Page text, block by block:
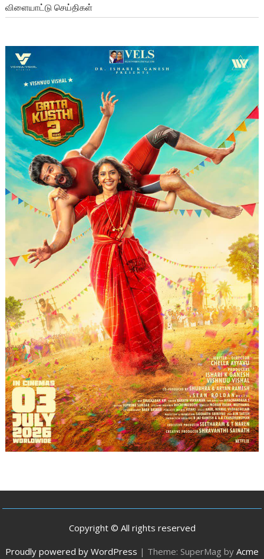
விளையாட்டு செய்திகள்
Copyright © All rights reserved
Proudly powered by WordPress | Theme: SuperMag by Acme